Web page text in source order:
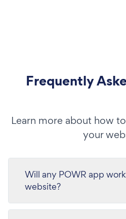
Frequently
Learn more about how
your
Will any POWR app
website?